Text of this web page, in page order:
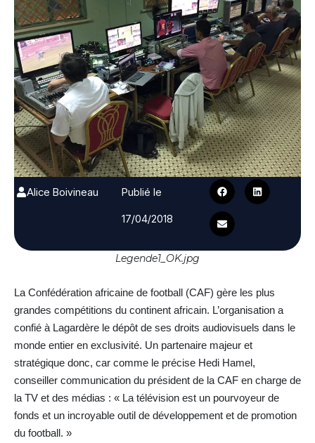
Alice Boivineau
Publié le
17/04/2018
Legende1_OK.jpg
La Confédération africaine de football (CAF) gère les plus
grandes compétitions du continent africain. L’organisation a
confié à Lagardère le dépôt de ses droits audiovisuels dans le
monde entier en exclusivité. Un partenaire majeur et
stratégique donc, car comme le précise Hedi Hamel,
conseiller communication du président de la CAF en charge de
la TV et des médias : « La télévision est un pourvoyeur de
fonds et un incroyable outil de développement et de promotion
du football. »